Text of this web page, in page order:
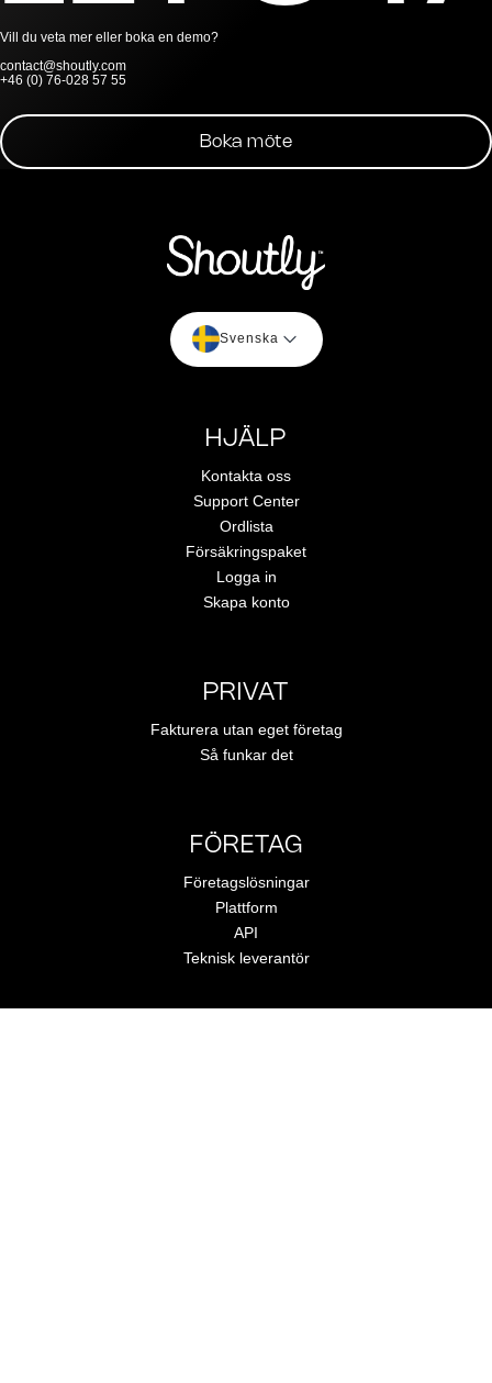
Vill du veta mer eller boka en demo?
contact@shoutly.com
+46 (0) 76-028 57 55
Boka möte
Svenska
PRIVAT
Fakturera utan eget företag
Så funkar det
FÖRETAG
Företagslösningar
Plattform
API
Teknisk leverantör
HJÄLP
Kontakta oss
Support Center
Ordlista
Försäkringspaket
Logga in
Skapa konto